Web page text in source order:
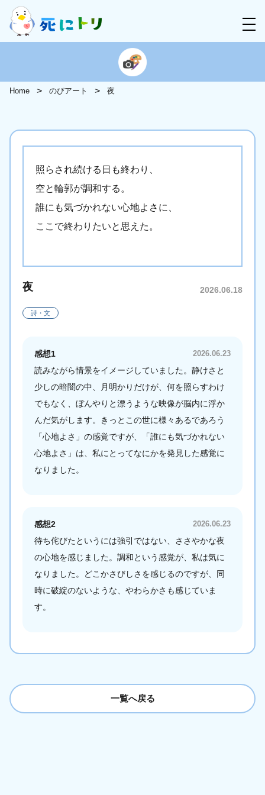
Home のびアート 夜
照らされ続ける日も終わり、
空と輪郭が調和する。
誰にも気づかれない心地よさに、
ここで終わりたいと思えた。
夜 2026.06.18
詩・文
感想1 2026.06.23
読みながら情景をイメージしていました。静けさと
少しの暗闇の中、月明かりだけが、何を照らすわけ
でもなく、ぼんやりと漂うような映像が脳内に浮か
んだ気がします。きっとこの世に様々あるであろう
「心地よさ」の感覚ですが、「誰にも気づかれない
心地よさ」は、私にとってなにかを発見した感覚に
なりました。
感想2 2026.06.23
待ち侘びたというには強引ではない、ささやかな夜
の心地を感じました。調和という感覚が、私は気に
なりました。どこかさびしさを感じるのですが、同
時に破綻のないような、やわらかさも感じていま
す。
一覧へ戻る